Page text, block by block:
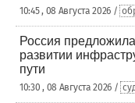
10:45 , 08 Августа 2026 /
Россия
развитии
пути
10:30 , 08 Августа 2026 /